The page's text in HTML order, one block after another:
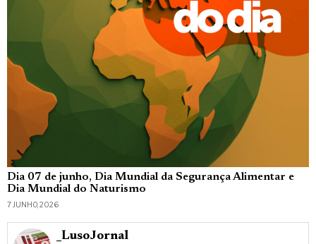
Dia 07 de junho, Dia Mundial da Segurança Alimentar e
Dia Mundial do Naturismo
7 JUNHO, 2026
_LusoJornal